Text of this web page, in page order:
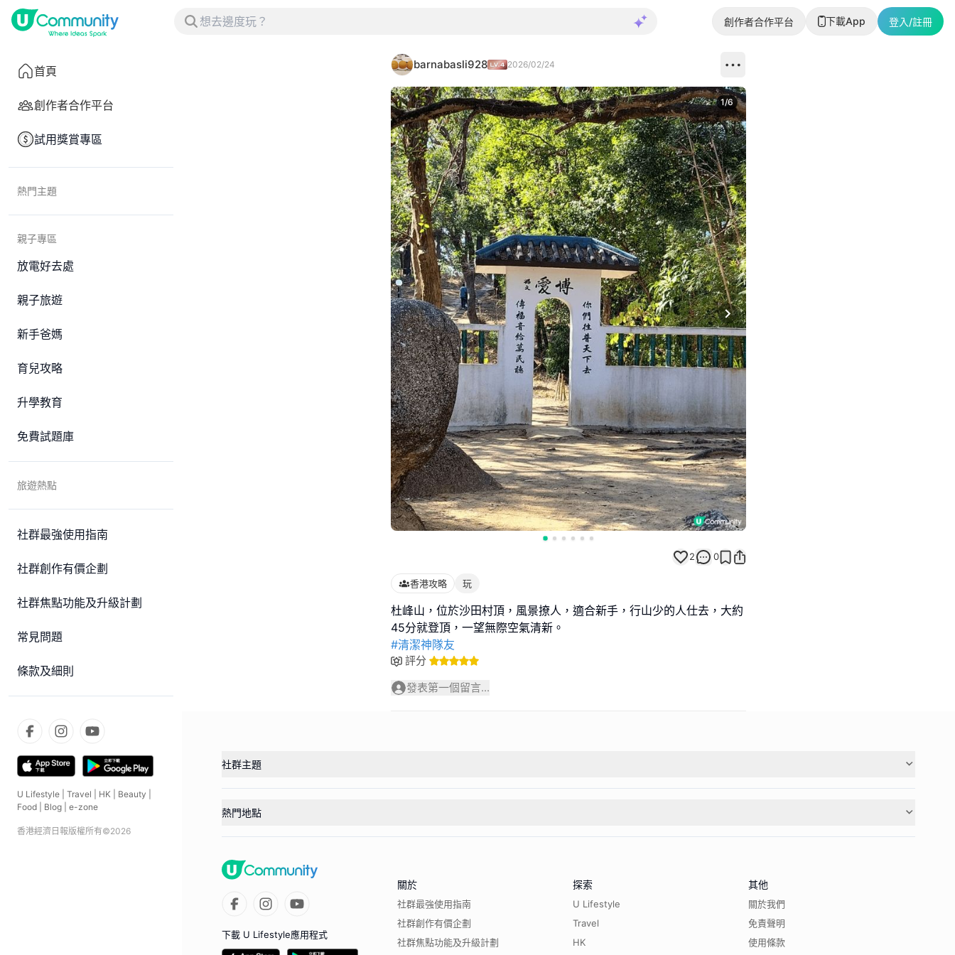
創作者合作平台 下載App 登入/註冊
首頁
創作者合作平台
試用獎賞專區
熱門主題
親子專區
放電好去處
親子旅遊
新手爸媽
育兒攻略
升學教育
免費試題庫
旅遊熱點
社群最強使用指南
社群創作有價企劃
社群焦點功能及升級計劃
常見問題
條款及細則
U Lifestyle Travel HK Beauty
Food
Blog e-zone
香港經濟日報版權所有©2026
barnabasli928 2026/02/24
Next slide
1/6
2 0
香港攻略 玩
杜峰山，位於沙田村頂，風景撩人，適合新手，行山少的人仕去，大約
#清潔神隊友
評分
發表第一個留言...
社群主題
熱門地點
下載 U Lifestyle應用程式
關於
社群最強使用指南
社群創作有價企劃
社群焦點功能及升級計劃
探索
U Lifestyle
Travel
HK
其他
關於我們
免責聲明
使用條款